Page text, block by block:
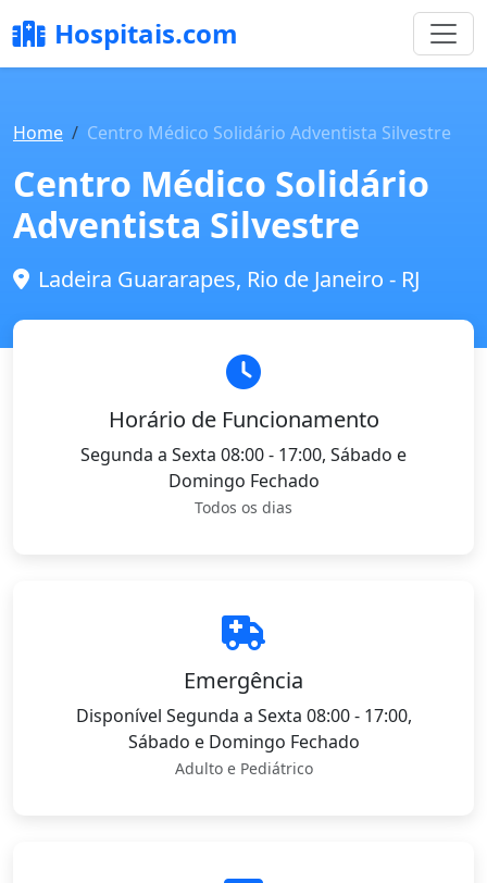
Hospitais.com
Home Centro Médico Solidário Adventista Silvestre
Centro Médico Solidário
Adventista Silvestre
Ladeira Guararapes, Rio de Janeiro - RJ
Horário de Funcionamento
Segunda a Sexta 08:00 - 17:00, Sábado e
Domingo Fechado
Todos os dias
Emergência
Disponível Segunda a Sexta 08:00 - 17:00,
Sábado e Domingo Fechado
Adulto e Pediátrico